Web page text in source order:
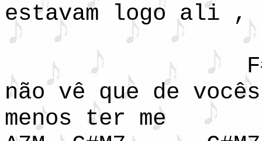
estavam logo ali ,
F#7/
não vê que de
menos ter me